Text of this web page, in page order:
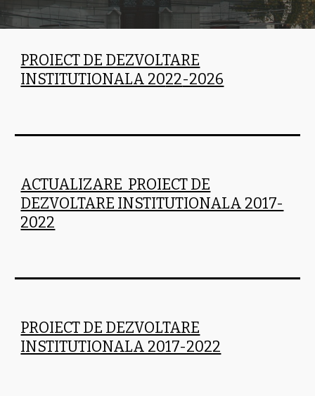
PROIECT DE DEZVOLTARE
INSTITUTIONALA 2022-2026
ACTUALIZARE PROIECT DE
DEZVOLTARE INSTITUTIONALA 2017-
2022
PROIECT DE DEZVOLTARE
INSTITUTIONALA 2017-2022